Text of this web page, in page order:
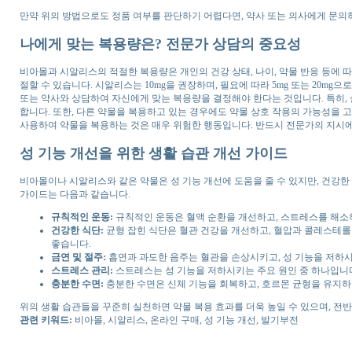
만약 위의 방법으로도 정품 여부를 판단하기 어렵다면, 약사 또는 의사에게 문
나에게 맞는 복용량은? 전문가 상담의 중요성
비아몰과 시알리스의 적절한 복용량은 개인의 건강 상태, 나이, 약물 반응 등에
절할 수 있습니다. 시알리스는 10mg을 권장하며, 필요에 따라 5mg 또는 20mg
또는 약사와 상담하여 자신에게 맞는 복용량을 결정해야 한다는 것입니다. 특
합니다. 또한, 다른 약물을 복용하고 있는 경우에도 약물 상호 작용의 가능성을
사용하여 약물을 복용하는 것은 매우 위험한 행동입니다. 반드시 전문가의 지시
성 기능 개선을 위한 생활 습관 개선 가이드
비아몰이나 시알리스와 같은 약물은 성 기능 개선에 도움을 줄 수 있지만, 건강
가이드는 다음과 같습니다.
규칙적인 운동: 규칙적인 운동은 혈액 순환을 개선하고, 스트레스를 해
건강한 식단: 균형 잡힌 식단은 혈관 건강을 개선하고, 혈압과 콜레스테
좋습니다.
금연 및 절주: 흡연과 과도한 음주는 혈관을 손상시키고, 성 기능을 저하
스트레스 관리: 스트레스는 성 기능을 저하시키는 주요 원인 중 하나입
충분한 수면: 충분한 수면은 신체 기능을 회복하고, 호르몬 균형을 유지
위의 생활 습관들을 꾸준히 실천하면 약물 복용 효과를 더욱 높일 수 있으며, 전
관련 키워드: 비아몰, 시알리스, 온라인 구매, 성 기능 개선, 발기부전